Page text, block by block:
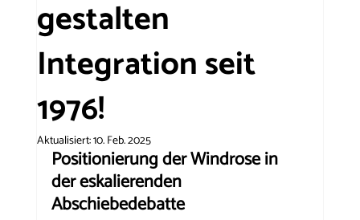
gestalten
Integration seit
1976!
Aktualisiert:10. Feb. 2025
Positionierung der Windrose in
der eskalierenden
Abschiebedebatte